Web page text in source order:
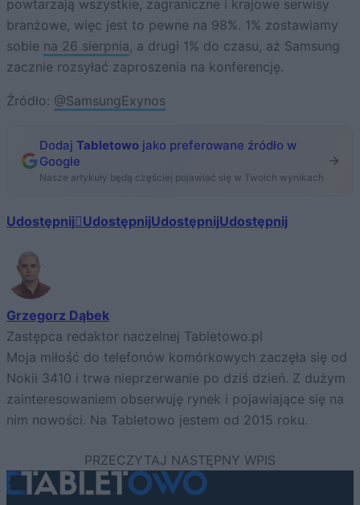
powtarzają wszystkie, zagraniczne i krajowe serwisy
branżowe, więc jest to pewne na 98%. 1% zostawiamy
sobie na 26 sierpnia, a drugi 1% do czasu, aż Samsung
zacznie rozsyłać zaproszenia na konferencję.
Źródło: @SamsungExynos
Dodaj Tabletowo jako preferowane źródło w
Google
Nasze artykuły będą częściej pojawiać się w Twoich wynikach
Udostępnij UdostępnijUdostępnijUdostępnij
Grzegorz Dąbek
Zastępca redaktor naczelnej Tabletowo.pl
Moja miłość do telefonów komórkowych zaczęła się od
Nokii 3410 i trwa nieprzerwanie po dziś dzień. Z dużym
zainteresowaniem obserwuję rynek i pojawiające się na
nim nowości. Na Tabletowo jestem od 2015 roku.